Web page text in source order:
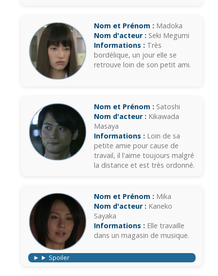
Nom et Prénom : Madoka
Nom d'acteur : Seki Megumi
Informations : Très
bordélique, un jour elle se
retrouve loin de son petit ami.
Nom et Prénom : Satoshi
Nom d'acteur : Kikawada
Masaya
Informations : Loin de sa
petite amie pour cause de
travail, il l'aime toujours malgré
la distance et est très ordonné.
Nom et Prénom : Mika
Nom d'acteur : Kaneko
Sayaka
Informations : Elle travaille
dans un magasin de musique.
Spoiler